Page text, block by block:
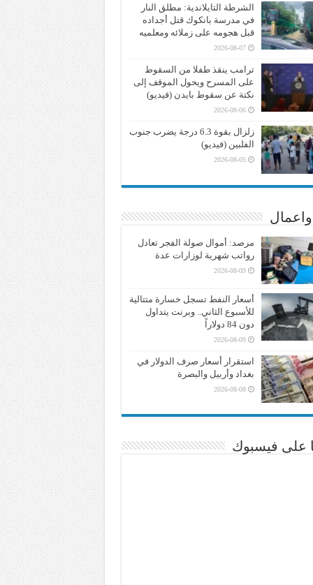
الشرطة التايلاندية: مطلق النار
في مدرسة بانكوك قتل أجداده
قبل هجومه على زملائه ومعلميه
2026-08-07
ترامب ينقذ طفلا من السقوط
على المسرح ويحول الموقف إلى
نكتة عن سقوط بايدن (فيديو)
2026-08-06
زلزال بقوة 6.3 درجة يضرب جنوب
الفلبين (فيديو)
2026-08-05
مرصد: أموال صولة الفجر تعادل
رواتب شهرية لوزارات عدة
2026-08-09
أسعار النفط تسجل خسارة متتالية
للأسبوع الثاني.. وبرنت يتداول
دون 84 دولاراً
2026-08-09
استقرار أسعار صرف الدولار في
بغداد وأربيل والبصرة
2026-08-08
على فيسبوك